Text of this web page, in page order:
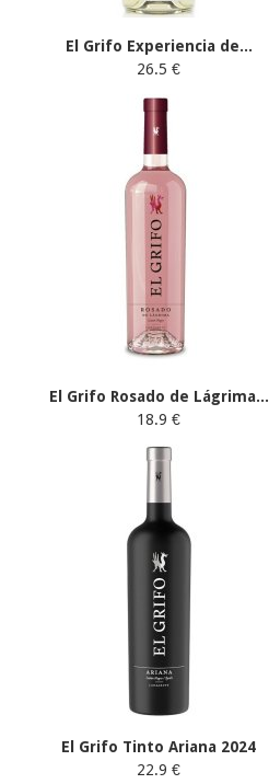
El Grifo Experiencia de...
26.5 €
El Grifo Rosado de Lágrima...
18.9 €
El Grifo Tinto Ariana 2024
22.9 €